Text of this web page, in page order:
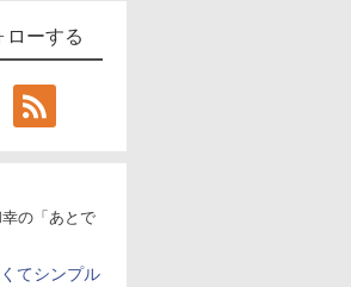
ローする
幸の「あとで
てシンプル